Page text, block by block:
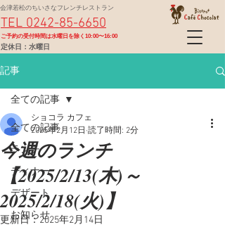
定休日：水曜日
TEL 0242-85-6650
会津若松のちいさなフレンチレストラン
​ご予約の受付時間は水曜日を除く10:00〜16:00
記事
全ての記事
ランチ
ディナー
デザート
お知らせ
全ての記事
今週のランチ
【2025/2/13(木)～
2025/2/18(火)】
ショコラ カフェ
2025年2月12日 読了時間: 2分
更新日：2025年2月14日